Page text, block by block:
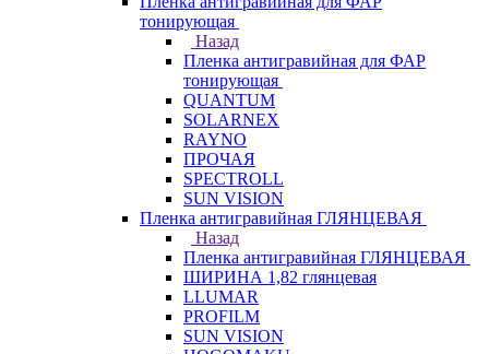
тонирующая
Назад
Пленка антигравийная для ФАР
тонирующая
QUANTUM
SOLARNEX
RAYNO
ПРОЧАЯ
SPECTROLL
SUN VISION
Пленка антигравийная ГЛЯНЦЕВАЯ
Назад
Пленка антигравийная ГЛЯНЦЕВАЯ
ШИРИНА 1,82 глянцевая
LLUMAR
PROFILM
SUN VISION